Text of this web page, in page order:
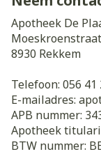
Apotheek De
8930 Rekkem
Telefoon: 056 41
E-mailadres:
APB nummer:
Apotheek
BTW nummer: